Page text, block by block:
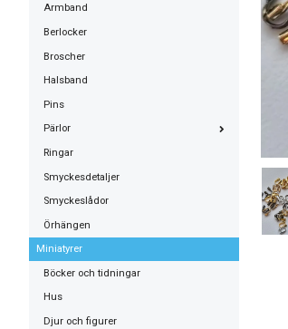
Armband
Berlocker
Broscher
Halsband
Pins
Pärlor
Ringar
Smyckesdetaljer
Smyckeslådor
Örhängen
Miniatyrer
Böcker och tidningar
Hus
Djur och figurer